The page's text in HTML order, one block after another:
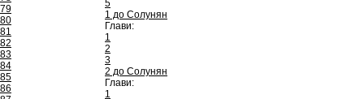
79
80
81
82
83
84
85
86
5
1 до Солунян
Глави:
1
2
3
2 до Солунян
Глави:
1